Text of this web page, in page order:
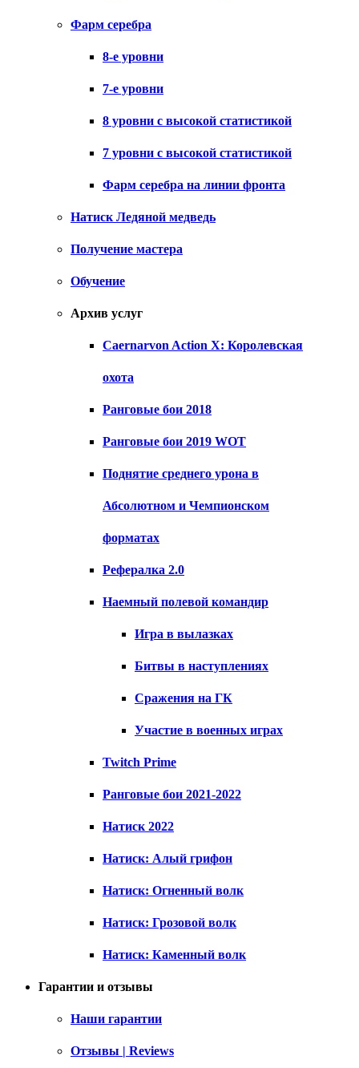
Фарм серебра
8-е уровни
7-е уровни
8 уровни с высокой статистикой
7 уровни с высокой статистикой
Фарм серебра на линии фронта
Натиск Ледяной медведь
Получение мастера
Обучение
Архив услуг
Caernarvon Action X: Королевская
охота
Ранговые бои 2018
Ранговые бои 2019 WOT
Поднятие среднего урона в
Абсолютном и Чемпионском
форматах
Рефералка 2.0
Наемный полевой командир
Игра в вылазках
Битвы в наступлениях
Сражения на ГК
Участие в военных играх
Twitch Prime
Ранговые бои 2021-2022
Натиск 2022
Натиск: Алый грифон
Натиск: Огненный волк
Натиск: Грозовой волк
Натиск: Каменный волк
Гарантии и отзывы
Наши гарантии
Отзывы | Reviews